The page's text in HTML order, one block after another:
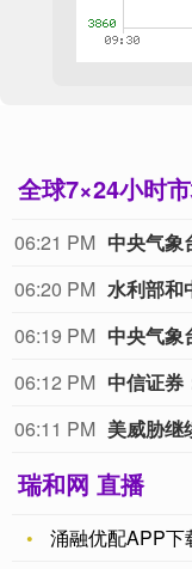
全球7×24小时
06:21 PM 中央气象
06:20 PM
06:19 PM 中央气象
06:12 PM
06:11 PM 美威胁继
瑞和网 直播
涌融优配APP下载